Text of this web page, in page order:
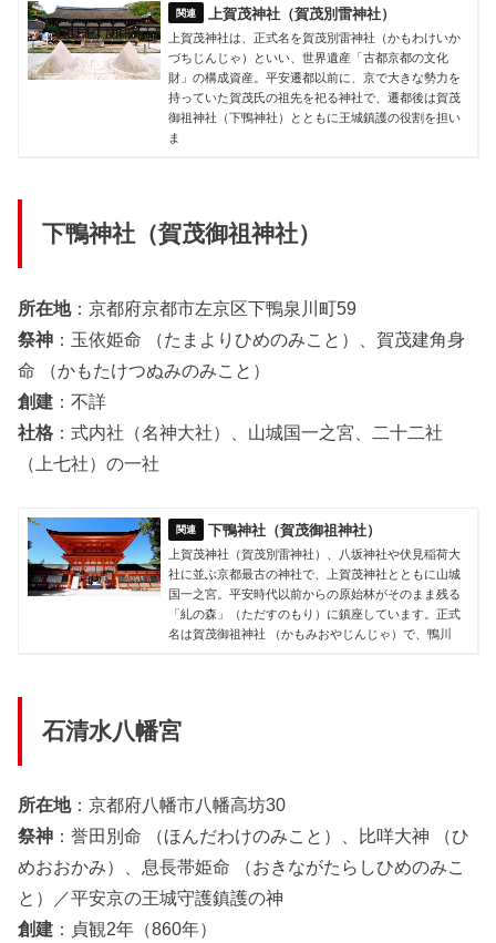
上賀茂神社（賀茂別雷神社）
上賀茂神社は、正式名を賀茂別雷神社（かもわけいか
づちじんじゃ）といい、世界遺産「古都京都の文化
財」の構成資産。平安遷都以前に、京で大きな勢力を
持っていた賀茂氏の祖先を祀る神社で、遷都後は賀茂
御祖神社（下鴨神社）とともに王城鎮護の役割を担い
ま
下鴨神社（賀茂御祖神社）
所在地：京都府京都市左京区下鴨泉川町59
祭神 ：玉依姫命 （たまよりひめのみこと）、賀茂建角身
命 （かもたけつぬみのみこと）
創建 ：不詳
社格 ：式内社（名神大社）、山城国一之宮、二十二社
（上七社）の一社
下鴨神社（賀茂御祖神社）
上賀茂神社（賀茂別雷神社）、八坂神社や伏見稲荷大
社に並ぶ京都最古の神社で、上賀茂神社とともに山城
国一之宮。平安時代以前からの原始林がそのまま残る
「糺の森」（ただすのもり）に鎮座しています。正式
名は賀茂御祖神社 （かもみおやじんじゃ）で、鴨川
石清水八幡宮
所在地：京都府八幡市八幡高坊30
祭神 ：誉田別命 （ほんだわけのみこと）、比咩大神 （ひ
めおおかみ）、息長帯姫命 （おきながたらしひめのみこ
と）／平安京の王城守護鎮護の神
創建 ：貞観2年（860年）